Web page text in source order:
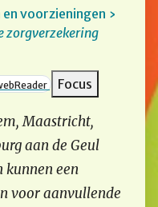
voorzieningen
zorgverzekering
Focus
Maastricht,
aan de Geul
een
voor aanvullende